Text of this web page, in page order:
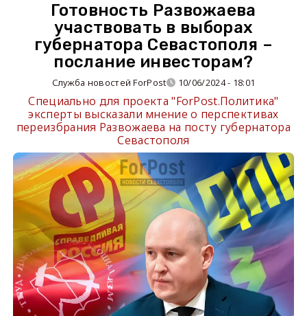
Готовность Развожаева
участвовать в выборах
губернатора Севастополя –
послание инвесторам?
Служба новостей ForPost 10/06/2024 - 18:01
Специально для проекта "ForPost.Политика"
эксперты высказали мнение о перспективах
переизбрания Развожаева на посту губернатора
Севастополя